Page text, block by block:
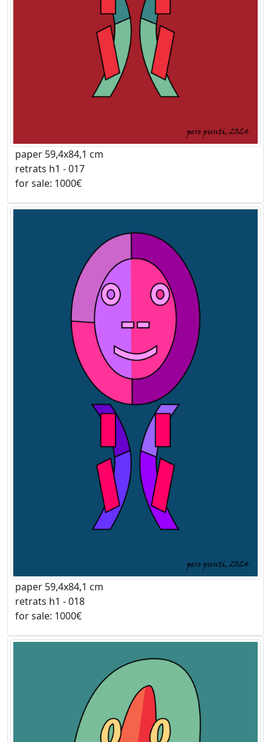
paper 59,4x84,1 cm
retrats h1 - 017
for sale: 1000€
paper 59,4x84,1 cm
retrats h1 - 018
for sale: 1000€